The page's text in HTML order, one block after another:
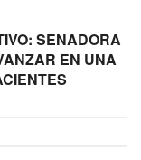
SENADORA
EN UNA